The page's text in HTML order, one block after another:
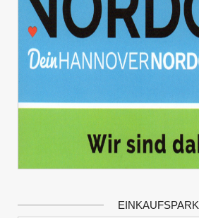
EINKAUFSPARK